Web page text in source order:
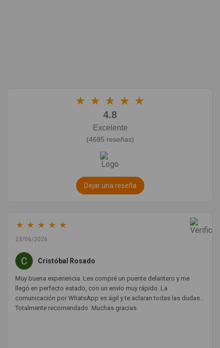
★ ★ ★ ★ ★
4.8
Excelente
(4685 reseñas)
Dejar una reseña
★ ★ ★ ★ ★
23/06/2026
Cristóbal Rosado
Muy buena experiencia. Les compré un puente delantero y me
llegó en perfecto estado, con un envío muy rápido. La
comunicación por WhatsApp es ágil y te aclaran todas las dudas.
Totalmente recomendado. Muchas gracias.